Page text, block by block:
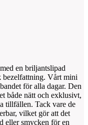
en briljantslipad
bezelfattning. Vårt mini
för alla dagar. Den
både nätt och exklusivt,
tillfällen. Tack vare de
vilket gör att det
eller smycken för en